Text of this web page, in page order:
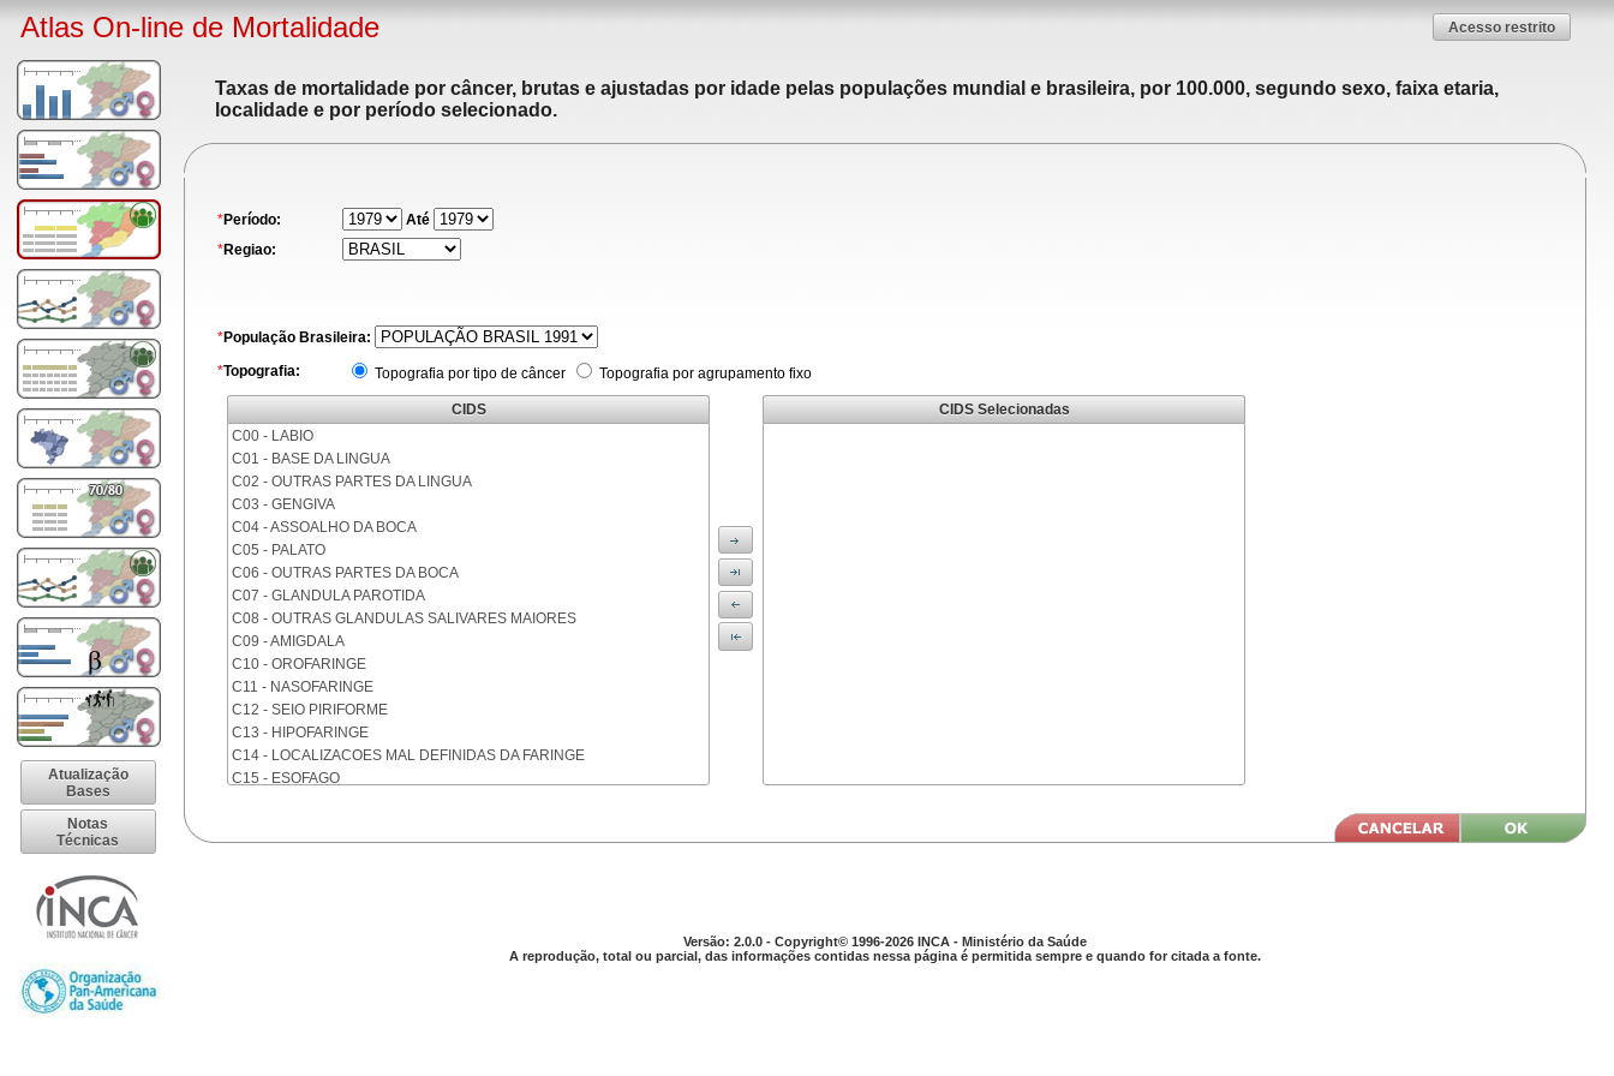
Atlas On-line de Mortalidade Acesso restrito
Atualização
Bases
Notas
Técnicas
Taxas de mortalidade por câncer, brutas e ajustadas por idade pelas populações mundial e brasileira, por 100.000, segundo sexo, faixa etaria,
localidade e por período selecionado.
*Período:
Até
*Regiao:
*População Brasileira:
*Topografia: Topografia por tipo de câncer Topografia por agrupamento fixo
CIDS
C00 - LABIO
C01 - BASE DA LINGUA
C02 - OUTRAS PARTES DA LINGUA
C03 - GENGIVA
C04 - ASSOALHO DA BOCA
C05 - PALATO
C06 - OUTRAS PARTES DA BOCA
C07 - GLANDULA PAROTIDA
C08 - OUTRAS GLANDULAS SALIVARES MAIORES
C09 - AMIGDALA
C10 - OROFARINGE
C11 - NASOFARINGE
C12 - SEIO PIRIFORME
C13 - HIPOFARINGE
C14 - LOCALIZACOES MAL DEFINIDAS DA FARINGE
C15 - ESOFAGO
C18 - COLON
CIDS Selecionadas
Versão: 2.0.0 - Copyright© 1996-2026 INCA - Ministério da Saúde
A reprodução, total ou parcial, das informações contidas nessa página é permitida sempre e quando for citada a fonte.